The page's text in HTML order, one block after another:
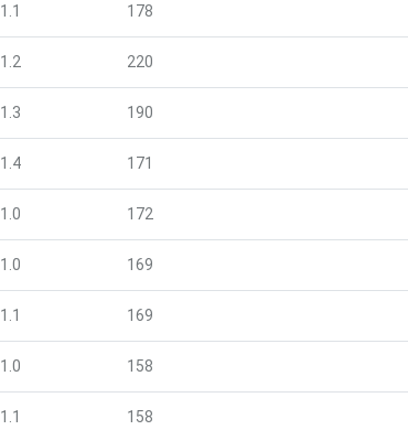
1.1 178
1.2 220
1.3 190
1.4 171
1.0 172
1.0 169
1.1 169
1.0 158
1.1 158